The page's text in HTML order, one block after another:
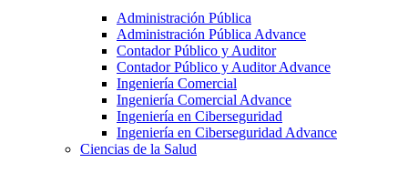
Administración Pública
Administración Pública Advance
Contador Público y Auditor
Contador Público y Auditor Advance
Ingeniería Comercial
Ingeniería Comercial Advance
Ingeniería en Ciberseguridad
Ingeniería en Ciberseguridad Advance
Ciencias de la Salud